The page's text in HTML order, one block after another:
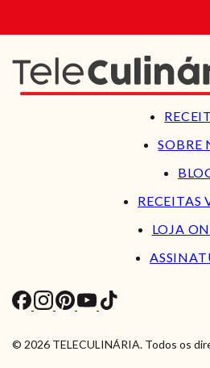
SOBRE
RECEITAS
LOJA
© 2026 TELECULINÁRIA. Todos os